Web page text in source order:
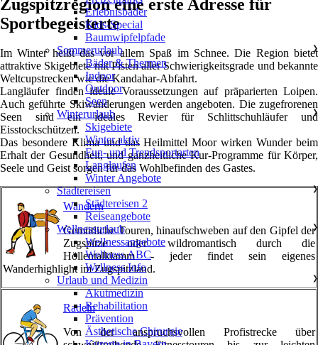
Zugspitzregion eine erste Adresse für
Sportbegeisterte
Im Winter heißt das vor allem Spaß im Schnee. Die Region bietet
attraktive Skigebiete mit Pisten aller Schwierigkeitsgrade und bekannte
Weltcupstrecken wie die Kandahar-Abfahrt.
Langläufer finden ideale Voraussetzungen auf präparierten Loipen.
Auch geführte Skiwanderungen werden angeboten. Die zugefrorenen
Seen sind ein ideales Revier für Schlittschuhläufer und
Eisstockschützen.
Das besondere Klima und das Heilmittel Moor wirken Wunder beim
Erhalt der Gesundheit, und ganzheitliche Kur-Programme für Körper,
Seele und Geist sorgen für das Wohlbefinden des Gastes.
Wandern
Gemütliche Touren, hinaufschweben auf den Gipfel der
Zugspitze oder wildromantisch durch die
Höllentalklamm - jeder findet sein eigenes
Wanderhighlight im Zugspitzland.
Radeln
Von der anspruchsvollen Profistrecke über
Erlebnisbäder
Kids-Special
Baumwipfelpfade
Sommerurlaub
❯
Bäder & Thermen
Indoor
Outdoor
Seen
Winterurlaub
❯
Skigebiete
Winter aktiv
Fun- und Trendsportarten
Langlaufen
Winter Angebote
Städtereisen
❯
Städtereisen 2
Reiseangebote
Wellnessurlaub
❯
Wellnessangebote
Wellness ABC
Wellness Info
Urlaub und Medizin
❯
Akutmedizin
Rehabilitation
Prävention
Ästhetische Chirurgie